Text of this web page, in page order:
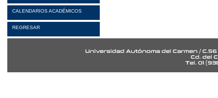
CALENDARIOS ACADÉMICOS
REGRESAR